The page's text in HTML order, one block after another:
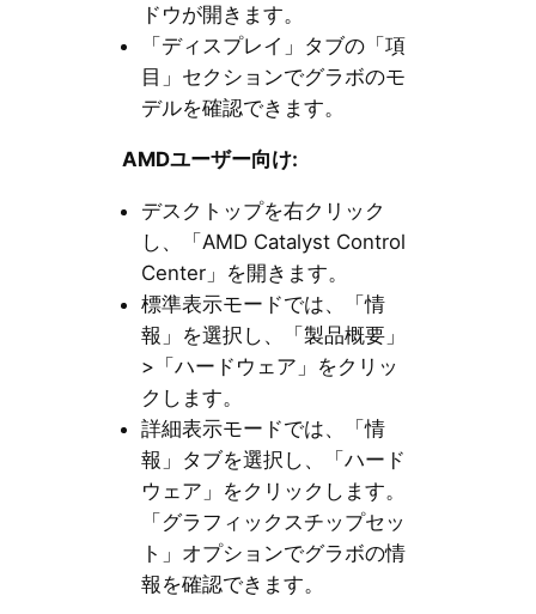
ドウが開きます。
「ディスプレイ」タブの「項
目」セクションでグラボのモ
デルを確認できます。
AMDユーザー向け:
デスクトップを右クリック
し、「AMD Catalyst Control
Center」を開きます。
標準表示モードでは、「情
報」を選択し、「製品概要」
>「ハードウェア」をクリッ
クします。
詳細表示モードでは、「情
報」タブを選択し、「ハード
ウェア」をクリックします。
「グラフィックスチップセッ
ト」オプションでグラボの情
報を確認できます。